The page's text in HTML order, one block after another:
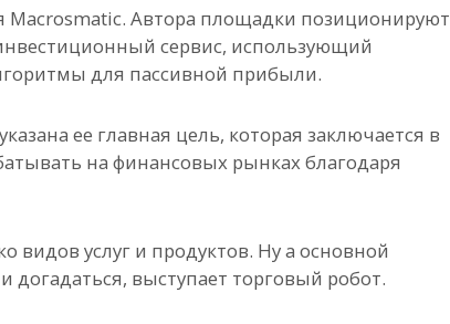
Macrosmatic. Автора площадки позиционируют
сервис, использующий
для пассивной прибыли.
ее главная цель, которая заключается в
на финансовых рынках благодаря
видов услуг и продуктов. Ну а основной
догадаться, выступает торговый робот.